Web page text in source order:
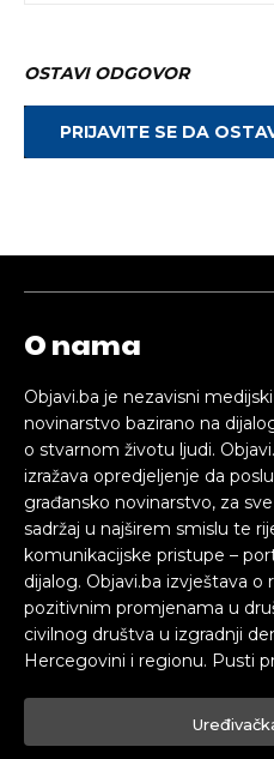
OSTAVI ODGOVOR
PRIJAVITE SE DA
O nama
Objavi.ba je nezavisni
novinarstvo bazirano na
o stvarnom životu ljudi.
izražava opredjeljenje da
građansko novinarstvo, za
sadržaj u najširem smislu te
komunikacijske pristupe –
dijalog. Objavi.ba izvještava
pozitivnim promjenama u
civilnog društva u izgradnji
Hercegovini i regionu. Pusti